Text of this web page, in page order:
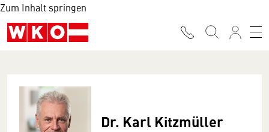
Zum Inhalt springen
Dr. Karl Kitzmüller